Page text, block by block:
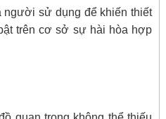
người sử dụng để khiến thiết
trên cơ sở sự hài hòa hợp